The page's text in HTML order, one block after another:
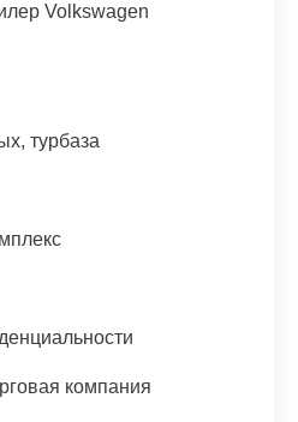
Volkswagen
турбаза
компания